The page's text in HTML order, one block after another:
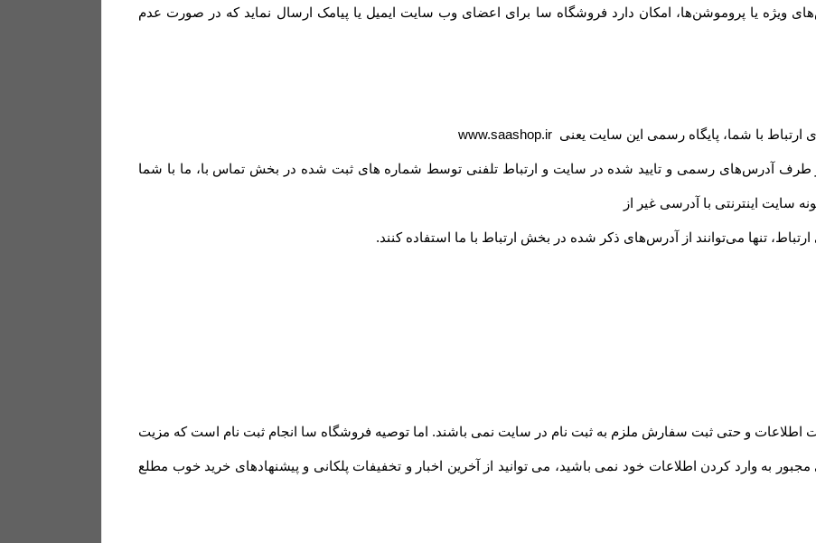
ویژه یا پروموشن‌ها، امکان دارد فروشگاه سا برای اعضای وب سایت ایمیل یا پیامک ارسال نماید که در صورت عدم
ارتباط با شما، پایگاه رسمی این سایت یعنی www.saashop.ir
طرف آدرس‏‌های رسمی و تایید شده در سایت و ارتباط تلفنی توسط شماره های ثبت شده در بخش تماس با، ما با شما
اینترنتی با آدرسی غیر از
ارتباط، تنها می‏‌توانند از آدرس‌‏های ذکر شده در بخش ارتباط با ما استفاده کنند.
اطلاعات و حتی ثبت سفارش ملزم به ثبت نام در سایت نمی باشند. اما توصیه فروشگاه سا انجام ثبت نام است که مزیت
به وارد کردن اطلاعات خود نمی باشید، می توانید از آخرین اخبار و تخفیفات پلکانی و پیشنهادهای خرید خوب مطلع